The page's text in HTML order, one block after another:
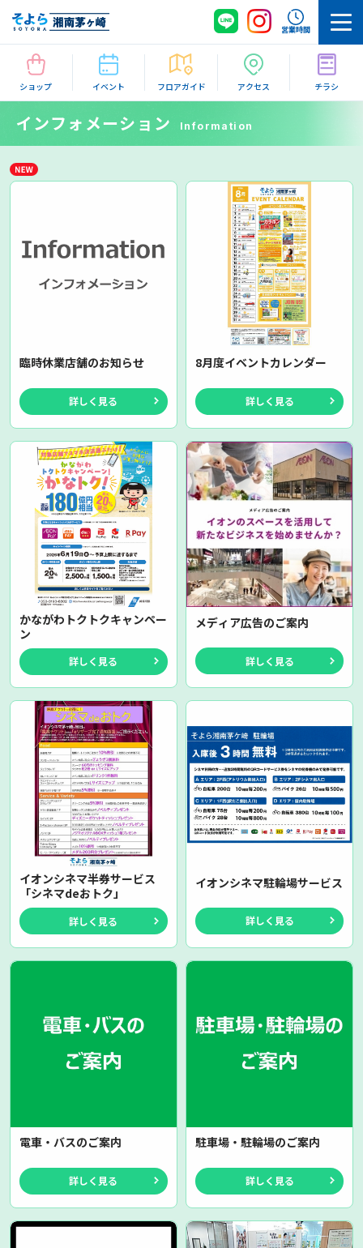
営業時間
インフォメーション Information
臨時休業店舗のお知らせ
詳しく見る
8月度イベントカレンダー
詳しく見る
かながわトクトクキャンペー
ン
詳しく見る
メディア広告のご案内
詳しく見る
イオンシネマ半券サービス
「シネマdeおトク」
詳しく見る
イオンシネマ駐輪場サービス
詳しく見る
電車・バスのご案内
詳しく見る
駐車場・駐輪場のご案内
詳しく見る
ショップ イベント フロアガイド アクセス チラシ